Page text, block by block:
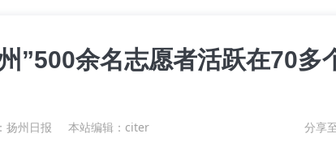
”500余名志愿者活跃在70多
扬州日报 本站编辑：citer 分享